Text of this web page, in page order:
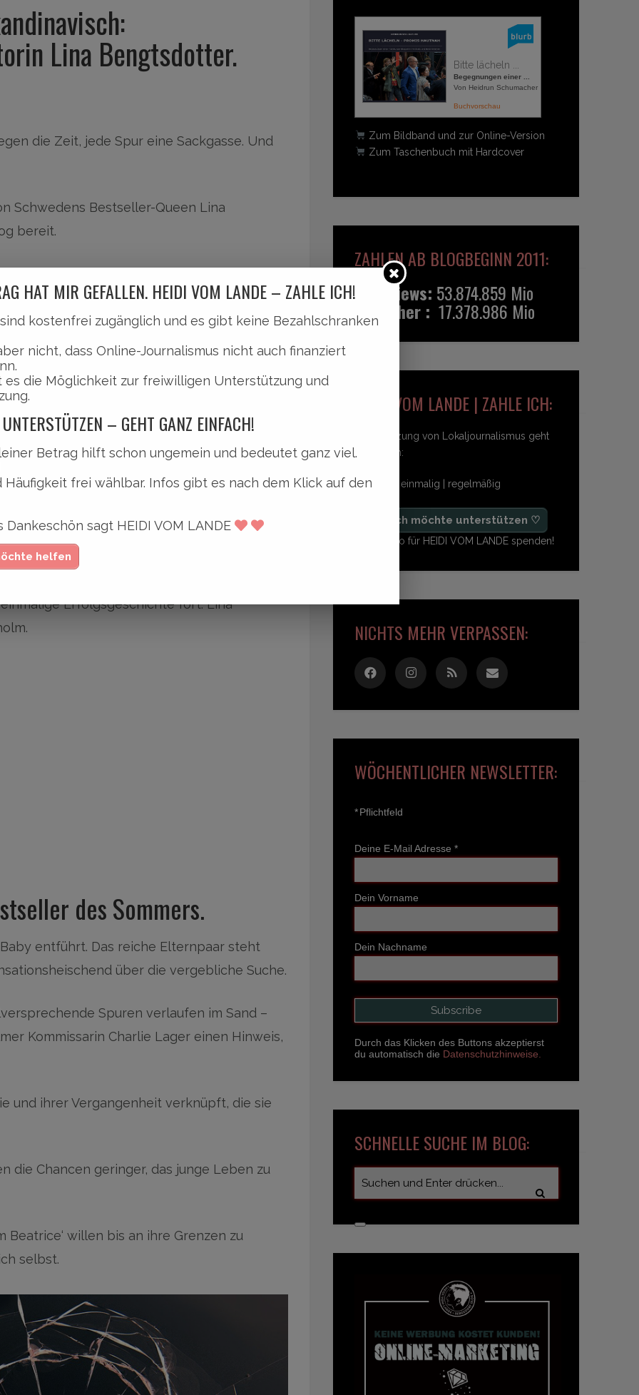
Lina Bengtsdotter.
die Zeit, jede Spur eine Sackgasse. Und
Schwedens Bestseller-Queen Lina
bereit.
schmökern möchtet, dann macht
Mehr hier …
Lina Bengtsdotter
Kleinstadt Gullspång auf, die sie zum
Ermittlerin Charlie Lager machte.
stürmte auch
Erfolgsgeschichte fort. Lina
des Sommers.
entführt. Das reiche Elternpaar steht
über die vergebliche Suche.
Spuren verlaufen im Sand –
Kommissarin Charlie Lager einen Hinweis,
und ihrer Vergangenheit verknüpft, die sie
die Chancen geringer, das junge Leben zu
willen bis an ihre Grenzen zu
selbst.
Bitte lächeln ...
Begegnungen einer ...
Von Heidrun Schumacher
Buchvorschau
Zum Bildband und zur Online-Version
Zum Taschenbuch mit Hardcover
ZAHLEN AB BLOGBEGINN 2011:
Pageviews: 53.874.859 Mio
Besucher : 17.378.986 Mio
HEIDI VOM LANDE | ZAHLE ICH:
Unterstützung von Lokaljournalismus geht
so einfach:
freiwillig | einmalig | regelmäßig
♡ Ja, ich möchte unterstützen ♡
Ab 1,- Euro für HEIDI VOM LANDE spenden!
NICHTS MEHR VERPASSEN:
WÖCHENTLICHER NEWSLETTER:
*Pflichtfeld
Deine E-Mail Adresse *
Dein Vorname
Dein Nachname
Durch das Klicken des Buttons akzeptierst
du automatisch die Datenschutzhinweise.
SCHNELLE SUCHE IM BLOG:
HAT MIR GEFALLEN. HEIDI VOM LANDE – ZAHLE ICH!
kostenfrei zugänglich und es gibt keine Bezahlschranken
nicht, dass Online-Journalismus nicht auch finanziert
es die Möglichkeit zur freiwilligen Unterstützung und
– GEHT GANZ EINFACH!
Betrag hilft schon ungemein und bedeutet ganz viel.
Häufigkeit frei wählbar. Infos gibt es nach dem Klick auf den
Dankeschön sagt HEIDI VOM LANDE
helfen